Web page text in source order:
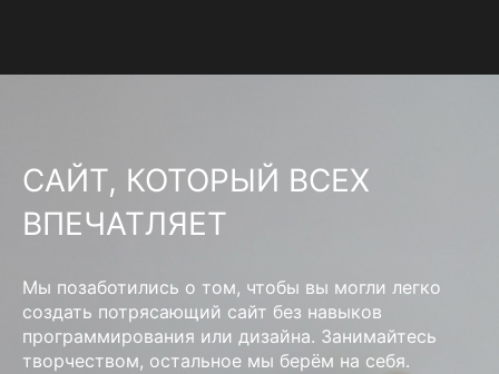
САЙТ, КОТОРЫЙ ВСЕХ
ВПЕЧАТЛЯЕТ
Мы позаботились о том, чтобы вы могли легко
создать потрясающий сайт без навыков
программирования или дизайна. Занимайтесь
творчеством, остальное мы берём на себя.